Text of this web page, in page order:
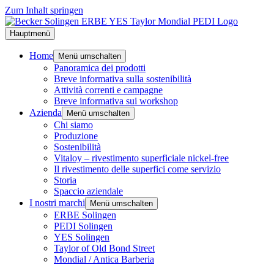
Zum Inhalt springen
Hauptmenü
Home Menü umschalten
Panoramica dei prodotti
Breve informativa sulla sostenibilità
Attività correnti e campagne
Breve informativa sui workshop
Azienda
Menü umschalten
Chi siamo
Produzione
Sostenibilità
Vitaloy – rivestimento superficiale nickel-free
Il rivestimento delle superfici come servizio
Storia
Spaccio aziendale
I nostri marchi
Menü umschalten
ERBE Solingen
PEDI Solingen
YES Solingen
Taylor of Old Bond Street
Mondial / Antica Barberia